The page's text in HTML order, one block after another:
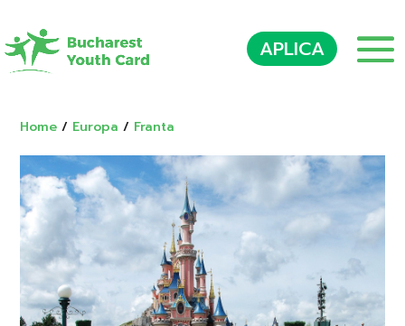
APLICA
Home / Europa / Franta